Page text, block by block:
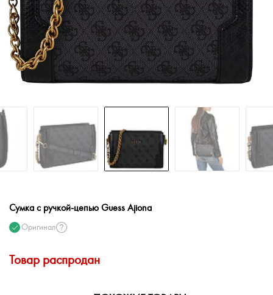
Сумка с ручкой-цепью Guess Ajiona
Оригинал
Товар распродан